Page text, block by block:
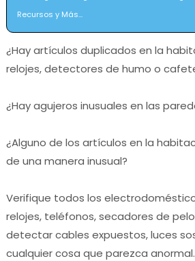
Recursos y Más...
¿Hay artículos duplicados en la
relojes, detectores de humo o
¿Hay agujeros inusuales en las
¿Alguno de los artículos en la
de una manera inusual?
Verifique todos los
relojes, teléfonos, secadores de
detectar cables expuestos, luces
cualquier cosa que parezca anormal.